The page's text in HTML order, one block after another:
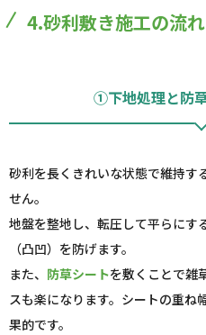
4.砂利敷き施工の流
①下地処理と防
砂利を長くきれいな状態で維持す
せん。
地盤を整地し、転圧して平らにす
（凸凹）を防げます。
また、 防草シートを敷くことで雑
スも楽になります。シートの重ね
果的です。